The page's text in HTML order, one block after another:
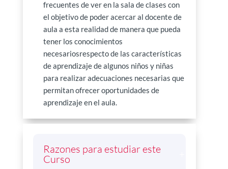
frecuentes de ver en la sala de clases con
el objetivo de poder acercar al docente de
aula a esta realidad de manera que pueda
tener los conocimientos
necesariosrespecto de las características
de aprendizaje de algunos niños y niñas
para realizar adecuaciones necesarias que
permitan ofrecer oportunidades de
aprendizaje en el aula.
Razones para estudiar este
Curso